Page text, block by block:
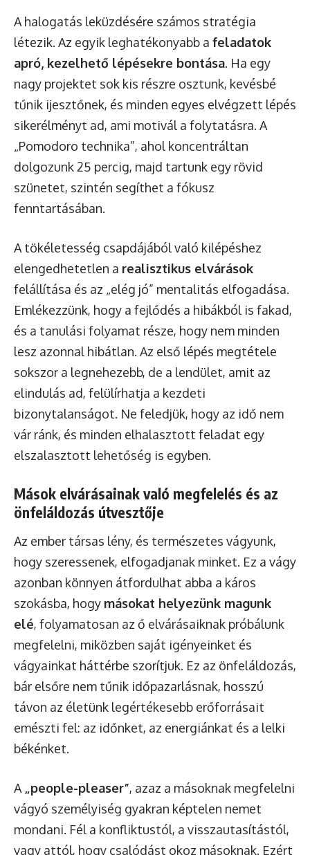
A halogatás leküzdésére számos stratégia
létezik. Az egyik leghatékonyabb a feladatok
apró, kezelhető lépésekre bontása. Ha egy
nagy projektet sok kis részre osztunk, kevésbé
tűnik ijesztőnek, és minden egyes elvégzett lépés
sikerélményt ad, ami motivál a folytatásra. A
„Pomodoro technika”, ahol koncentráltan
dolgozunk 25 percig, majd tartunk egy rövid
szünetet, szintén segíthet a fókusz
fenntartásában.
A tökéletesség csapdájából való kilépéshez
elengedhetetlen a realisztikus elvárások
felállítása és az „elég jó” mentalitás elfogadása.
Emlékezzünk, hogy a fejlődés a hibákból is fakad,
és a tanulási folyamat része, hogy nem minden
lesz azonnal hibátlan. Az első lépés megtétele
sokszor a legnehezebb, de a lendület, amit az
elindulás ad, felülírhatja a kezdeti
bizonytalanságot. Ne feledjük, hogy az idő nem
vár ránk, és minden elhalasztott feladat egy
elszalasztott lehetőség is egyben.
Mások elvárásainak való megfelelés és az
önfeláldozás útvesztője
Az ember társas lény, és természetes vágyunk,
hogy szeressenek, elfogadjanak minket. Ez a vágy
azonban könnyen átfordulhat abba a káros
szokásba, hogy másokat helyezünk magunk
elé, folyamatosan az ő elvárásaiknak próbálunk
megfelelni, miközben saját igényeinket és
vágyainkat háttérbe szorítjuk. Ez az önfeláldozás,
bár elsőre nem tűnik időpazarlásnak, hosszú
távon az életünk legértékesebb erőforrásait
emészti fel: az időnket, az energiánkat és a lelki
békénket.
A „people-pleaser”, azaz a másoknak megfelelni
vágyó személyiség gyakran képtelen nemet
mondani. Fél a konfliktustól, a visszautasítástól,
vagy attól, hogy csalódást okoz másoknak. Ezért